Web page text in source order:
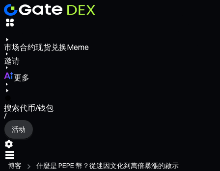
市场合约现货兑换Meme
邀请
更多
搜索代币/钱包
/
活动
博客 什麼是 PEPE 幣？從迷因文化到萬倍暴漲的啟示